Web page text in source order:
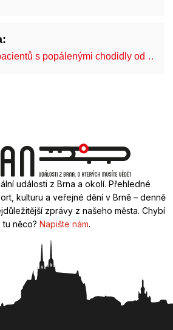
s popálenými chodidly od …
události z Brna a okolí. Přehledné
kulturu a veřejné dění v Brně – denně
zprávy z našeho města. Chybí
tu něco? Napište nám.